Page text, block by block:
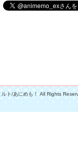
ト/あにめも！ All Rights